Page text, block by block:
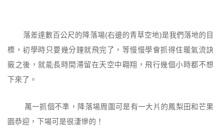
落差達數百公尺的降落場(右邊的青草空地)是我們落地的目
標，初學時只要幾分鐘就飛完了，等慢慢學會抓得住暖氣流訣
竅之後，就能長時間滯留在天空中翱翔，飛行幾個小時都不想
下來了。
萬一抓個不準，降落場周圍可是有一大片的鳳梨田和芒果
園恭迎，下場可是很淒慘的！